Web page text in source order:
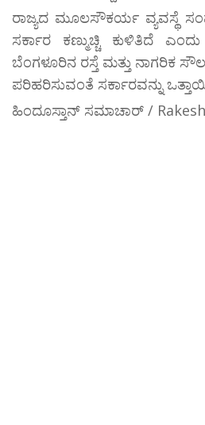
ರಾಜ್ಯದ ಮೂಲಸೌಕರ್ಯ ವ್ಯವಸ್ಥೆ
ಸರ್ಕಾರ ಕಣ್ಮುಚ್ಚಿ ಕುಳಿತಿದೆ
ಬೆಂಗಳೂರಿನ ರಸ್ತೆ ಮತ್ತು ನಾಗರಿಕ
ಪರಿಹರಿಸುವಂತೆ ಸರ್ಕಾರವನ್ನು
ಹಿಂದೂಸ್ತಾನ್ ಸಮಾಚಾರ್ /